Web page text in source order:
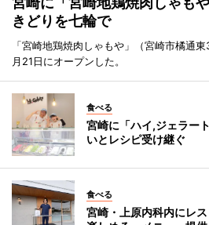
きどりを七輪で
「宮崎地鶏焼肉しゃもや」（宮崎市橘通
月21日にオープンした。
食べる
宮崎に「ハイ,ジェラー
いとレシピ受け継ぐ
食べる
宮崎・上原内科内にレ